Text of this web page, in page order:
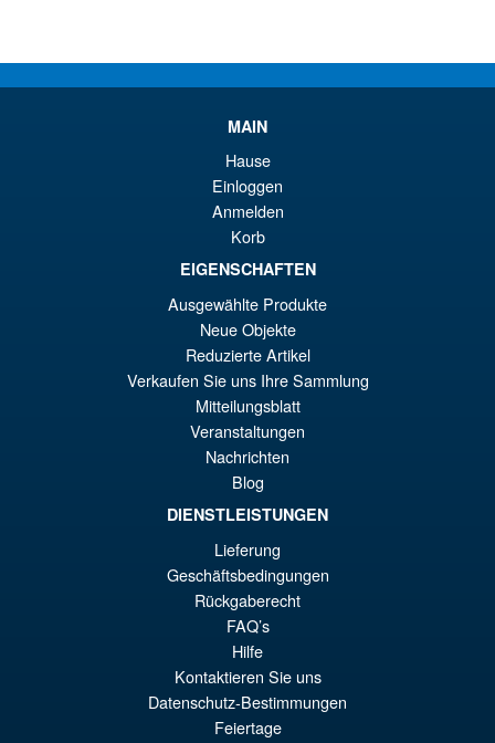
MAIN
Hause
Einloggen
Anmelden
Korb
EIGENSCHAFTEN
Ausgewählte Produkte
Neue Objekte
Reduzierte Artikel
Verkaufen Sie uns Ihre Sammlung
Mitteilungsblatt
Veranstaltungen
Nachrichten
Blog
DIENSTLEISTUNGEN
Lieferung
Geschäftsbedingungen
Rückgaberecht
FAQ’s
Hilfe
Kontaktieren Sie uns
Datenschutz-Bestimmungen
Feiertage